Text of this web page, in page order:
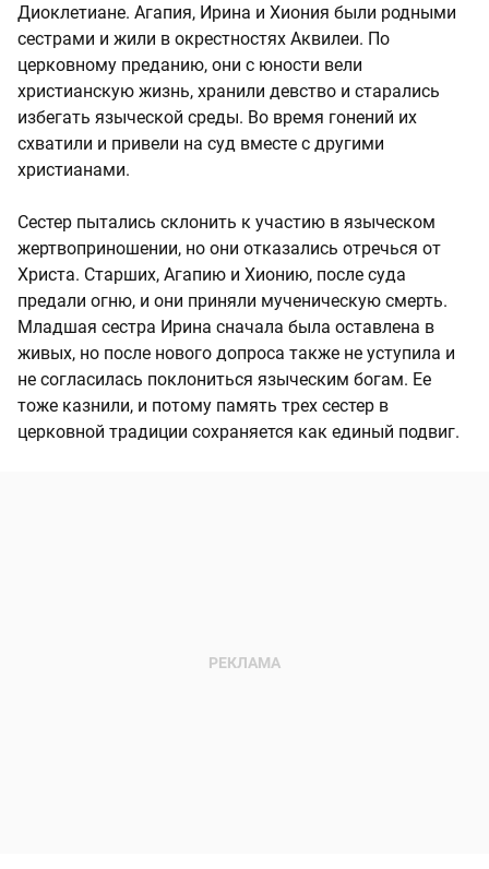
Диоклетиане. Агапия, Ирина и Хиония были родными
сестрами и жили в окрестностях Аквилеи. По
церковному преданию, они с юности вели
христианскую жизнь, хранили девство и старались
избегать языческой среды. Во время гонений их
схватили и привели на суд вместе с другими
христианами.
Сестер пытались склонить к участию в языческом
жертвоприношении, но они отказались отречься от
Христа. Старших, Агапию и Хионию, после суда
предали огню, и они приняли мученическую смерть.
Младшая сестра Ирина сначала была оставлена в
живых, но после нового допроса также не уступила и
не согласилась поклониться языческим богам. Ее
тоже казнили, и потому память трех сестер в
церковной традиции сохраняется как единый подвиг.